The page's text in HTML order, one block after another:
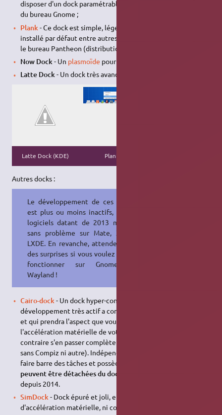
disposer d'un dock paramétrable en exploitant le
du bureau Gnome ;
Plank - Ce dock est simple, léger et esthétique. Plank est
installé par défaut entre autres avec
le bureau Pantheon (distribution Elementary
Now Dock- Un plasmoïde pour le bureau KDE Plasma ;
Latte Dock- Un dock très avancé pour KDE Plasma ;
Latte Dock (KDE) Plank
Autres docks :
Le développement de ces logiciels
est plus ou moins inactifs, mais les
logiciels datant de 2013 marchent
sans problème sur Mate, Xfce ou
LXDE. En revanche, attendez-vous à
des surprises si vous voulez les faire
fonctionner sur Gnome avec
Wayland !
Cairo-dock - Un dock hyper-configurable dont le
développement très actif a commencé sur ce forum même,
et qui prendra l'aspect que vous voudrez. Il peut utiliser
l'accélération matérielle de votre carte (OpenGL), ou au
contraire s'en passer complètement (fausse transparence
sans Compiz ni autre). Indépendant du bureau, il peut aussi
faire barre des tâches et possède de
peuvent être détachées du dock en desklet
depuis 2014.
SimDock- Dock épuré et joli, et qui ne nécessite pas
d'accélération matérielle, ni compiz…